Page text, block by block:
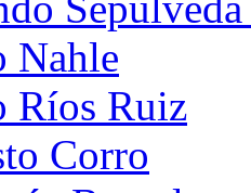
Nahle
Ríos Ruiz
Corro